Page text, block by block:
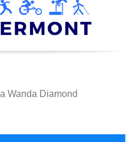
Wanda Diamond